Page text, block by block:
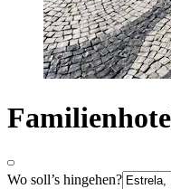
Wo soll’s hingehen?